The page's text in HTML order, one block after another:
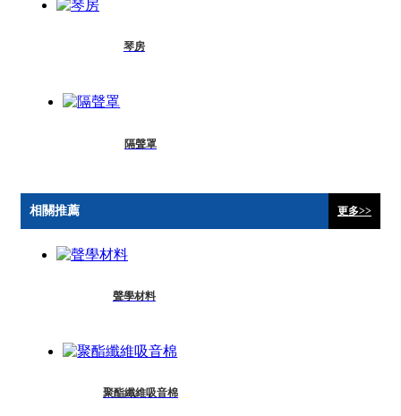
琴房
隔聲罩
相關推薦 更多>>
聲學材料
聚酯纖維吸音棉